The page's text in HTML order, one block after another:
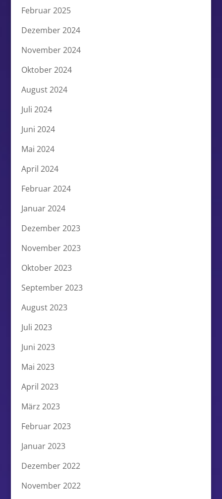
Februar 2025
Dezember 2024
November 2024
Oktober 2024
August 2024
Juli 2024
Juni 2024
Mai 2024
April 2024
Februar 2024
Januar 2024
Dezember 2023
November 2023
Oktober 2023
September 2023
August 2023
Juli 2023
Juni 2023
Mai 2023
April 2023
März 2023
Februar 2023
Januar 2023
Dezember 2022
November 2022